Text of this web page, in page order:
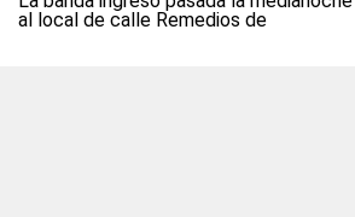
al local de calle Remedios de